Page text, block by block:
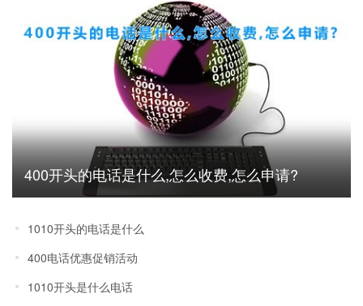
400开头的电话是什么,怎么收费,怎么申请?
1010开头的电话是什么
400电话优惠促销活动
1010开头是什么电话